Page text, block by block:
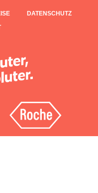
DATENSCHUTZ